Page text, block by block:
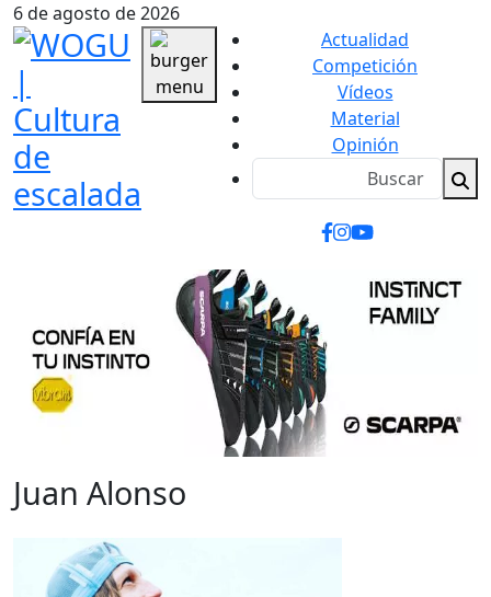
6 de agosto de 2026
Actualidad
Competición
Vídeos
Material
Opinión
Juan Alonso